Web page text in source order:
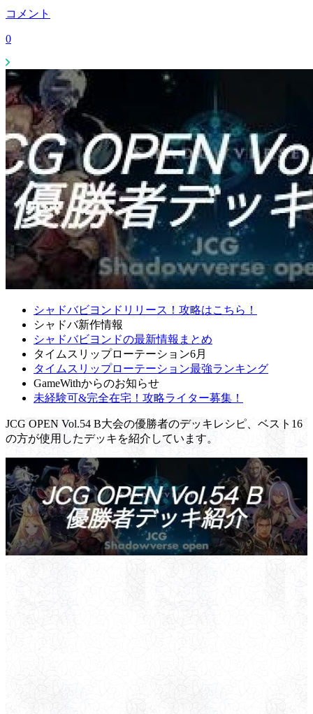
コメント
0
シャドバビヨンドリリース！攻略はこちら！
シャドバ新作情報
シャドバビヨンドの最新情報まとめ
タイムスリップローテーション6月
タイムスリップローテーション最強ランキング
GameWithからのお知らせ
未経験可&完全在宅！攻略ライター募集！
JCG OPEN Vol.54 B大会の優勝者のデッキレシピ、ベスト16
の方が使用したデッキを紹介しています。